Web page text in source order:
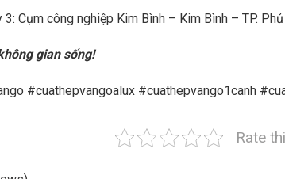
3: Cụm công nghiệp Kim Bình – Kim Bình – TP.
gian sống!
#cuathepvangoalux #cuathepvango1canh
Rate